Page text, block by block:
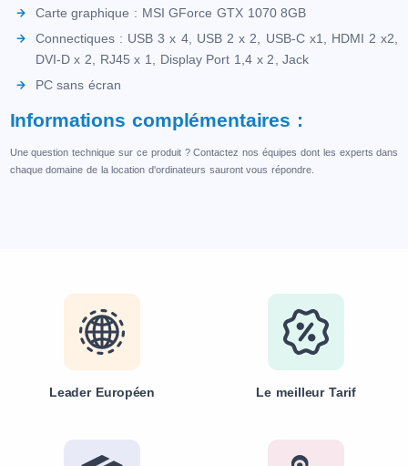
Carte graphique : MSI GForce GTX 1070 8GB
Connectiques : USB 3 x 4, USB 2 x 2, USB-C x1, HDMI 2 x2,
DVI-D x 2, RJ45 x 1, Display Port 1,4 x 2, Jack
PC sans écran
Informations complémentaires :
Une question technique sur ce produit ? Contactez nos équipes dont les experts dans
chaque domaine de la location d'ordinateurs sauront vous répondre.
Leader Européen Le meilleur Tarif